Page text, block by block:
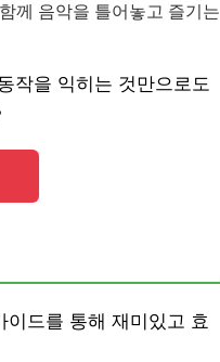
께 음악을 틀어놓고 즐기는
작을 익히는 것만으로도
이드를 통해 재미있고 효